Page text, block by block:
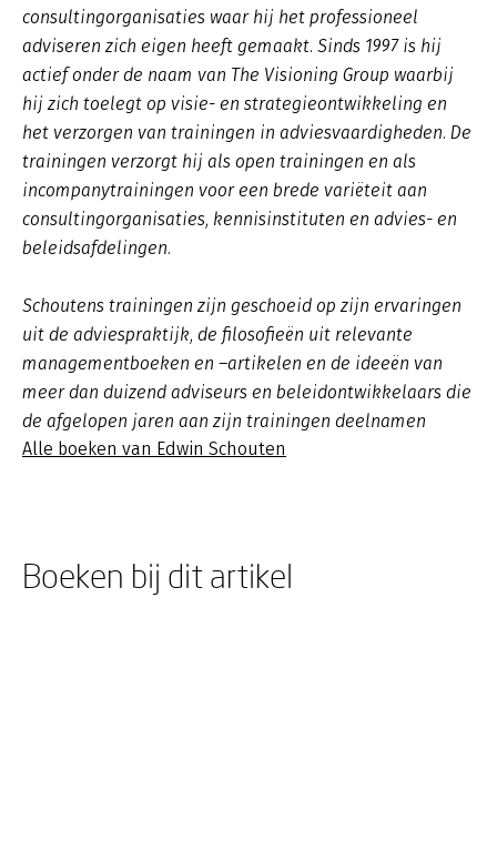
consultingorganisaties waar hij het professioneel
adviseren zich eigen heeft gemaakt. Sinds 1997 is hij
actief onder de naam van The Visioning Group waarbij
hij zich toelegt op visie- en strategieontwikkeling en
het verzorgen van trainingen in adviesvaardigheden. De
trainingen verzorgt hij als open trainingen en als
incompanytrainingen voor een brede variëteit aan
consultingorganisaties, kennisinstituten en advies- en
beleidsafdelingen.
Schoutens trainingen zijn geschoeid op zijn ervaringen
uit de adviespraktijk, de filosofieën uit relevante
managementboeken en –artikelen en de ideeën van
meer dan duizend adviseurs en beleidontwikkelaars die
de afgelopen jaren aan zijn trainingen deelnamen
Alle boeken van Edwin Schouten
Boeken bij dit artikel